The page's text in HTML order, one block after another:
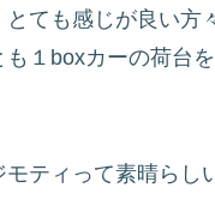
ても感じが良い方
１boxカーの荷台
ティって素晴らし